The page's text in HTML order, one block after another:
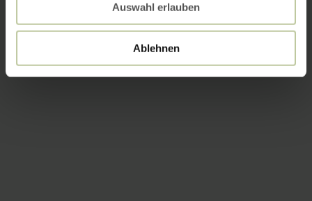
Auswahl erlauben
Ablehnen